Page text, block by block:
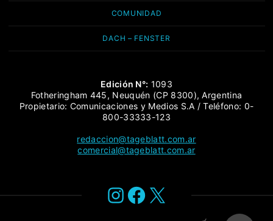
COMUNIDAD
DACH – FENSTER
Edición N°: 1093
Fotheringham 445, Neuquén (CP 8300), Argentina
Propietario: Comunicaciones y Medios S.A / Teléfono: 0-
800-33333-123
redaccion@tageblatt.com.ar
comercial@tageblatt.com.ar
Instagram
Facebook
X